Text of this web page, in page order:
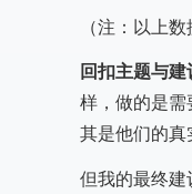
（注：以上
回扣主题与建
样，做的是
其是他们的
但我的最终建